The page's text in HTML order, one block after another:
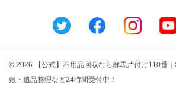
© 2026 【公式】不用品回収なら群馬片付け110番
敷・遺品整理など24時間受付中！